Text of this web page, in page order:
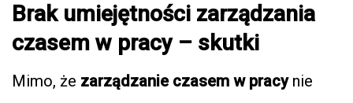
Brak umiejętności zarządzania
czasem w pracy – skutki
Mimo, że zarządzanie czasem w pracynie